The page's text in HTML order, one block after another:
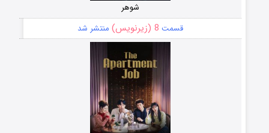
شوهر
قسمت 8 (زیرنویس) منتشر شد